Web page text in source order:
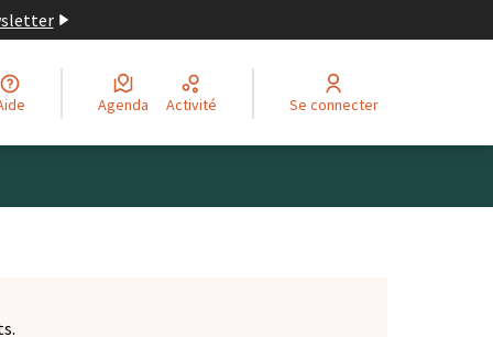
Aide Agenda Activité Se connecter